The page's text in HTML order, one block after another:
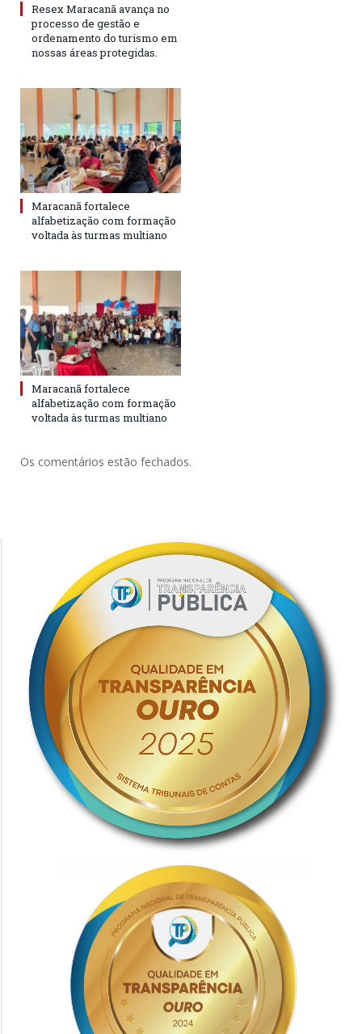
Resex Maracanã avança no
processo de gestão e
ordenamento do turismo em
nossas áreas protegidas.
Maracanã fortalece
alfabetização com formação
voltada às turmas multiano
Maracanã fortalece
alfabetização com formação
voltada às turmas multiano
Os comentários estão fechados.